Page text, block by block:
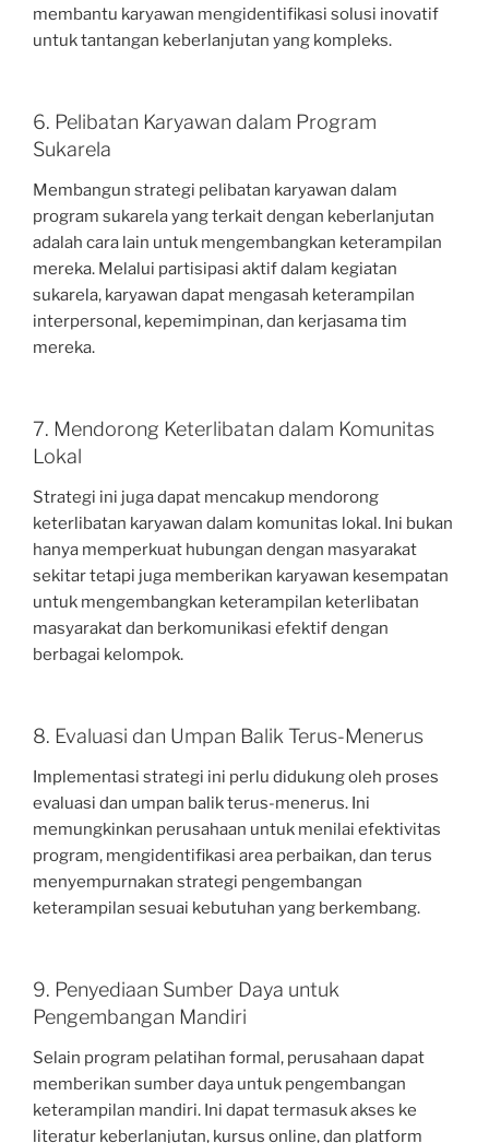
membantu karyawan mengidentifikasi solusi inovatif
untuk tantangan keberlanjutan yang kompleks.
6. Pelibatan Karyawan dalam Program
Sukarela
Membangun strategi pelibatan karyawan dalam
program sukarela yang terkait dengan keberlanjutan
adalah cara lain untuk mengembangkan keterampilan
mereka. Melalui partisipasi aktif dalam kegiatan
sukarela, karyawan dapat mengasah keterampilan
interpersonal, kepemimpinan, dan kerjasama tim
mereka.
7. Mendorong Keterlibatan dalam Komunitas
Lokal
Strategi ini juga dapat mencakup mendorong
keterlibatan karyawan dalam komunitas lokal. Ini bukan
hanya memperkuat hubungan dengan masyarakat
sekitar tetapi juga memberikan karyawan kesempatan
untuk mengembangkan keterampilan keterlibatan
masyarakat dan berkomunikasi efektif dengan
berbagai kelompok.
8. Evaluasi dan Umpan Balik Terus-Menerus
Implementasi strategi ini perlu didukung oleh proses
evaluasi dan umpan balik terus-menerus. Ini
memungkinkan perusahaan untuk menilai efektivitas
program, mengidentifikasi area perbaikan, dan terus
menyempurnakan strategi pengembangan
keterampilan sesuai kebutuhan yang berkembang.
9. Penyediaan Sumber Daya untuk
Pengembangan Mandiri
Selain program pelatihan formal, perusahaan dapat
memberikan sumber daya untuk pengembangan
keterampilan mandiri. Ini dapat termasuk akses ke
literatur keberlanjutan, kursus online, dan platform